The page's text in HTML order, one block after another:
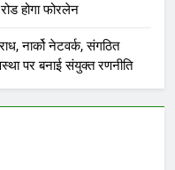
होगा फोरलेन
नार्को नेटवर्क, संगठित
पर बनाई संयुक्त रणनीति